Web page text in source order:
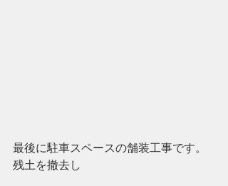
最後に駐車スペースの舗装工事です。
残土を撤去し